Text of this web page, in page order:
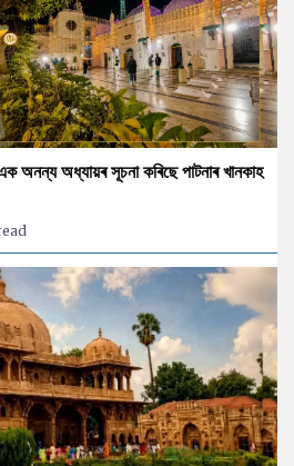
অনন্য অধ্যায়ৰ সূচনা কৰিছে পাটনাৰ খানকাহ